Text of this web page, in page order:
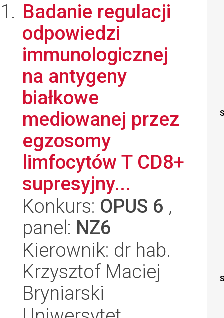
Badanie regulacji
odpowiedzi
immunologicznej
na antygeny
białkowe
mediowanej przez
egzosomy
limfocytów T CD8+
supresyjny...
Konkurs: OPUS 6 ,
panel: NZ6
Kierownik: dr hab.
Krzysztof Maciej
Bryniarski